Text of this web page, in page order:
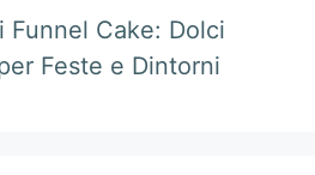
Funnel Cake: Dolci
Feste e Dintorni